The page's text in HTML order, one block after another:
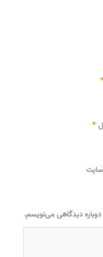
*
دوباره دیدگاهی می‌نویسم.